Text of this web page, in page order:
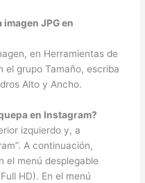
imagen JPG en
en Herramientas de
el grupo Tamaño, escriba
Alto y Ancho.
en Instagram?
izquierdo y, a
A continuación,
el menú desplegable
HD). En el menú